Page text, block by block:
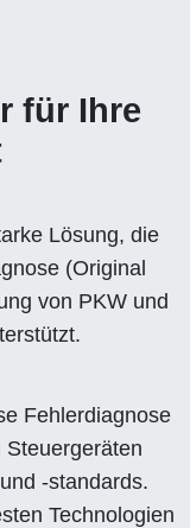
für Ihre
Lösung, die
(Original
von PKW und
Fehlerdiagnose
-standards.
Technologien